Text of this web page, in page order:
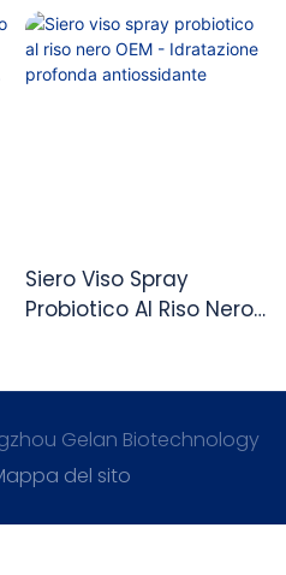
Siero Viso Spray
Probiotico Al Riso Nero
Antiossidante
Gelan Biotechnology
del sito